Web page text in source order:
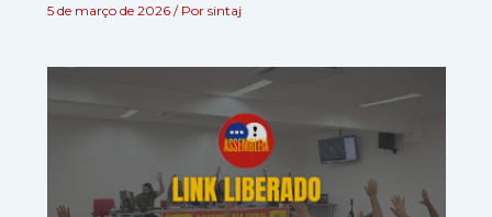
5 de março de 2026 / Por sintaj